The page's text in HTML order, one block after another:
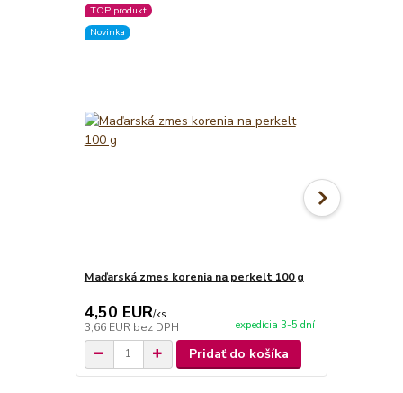
TOP produkt
Novinka
Maďarská zmes korenia na perkelt 100 g
4,50 EUR/ks
3,66 EUR bez DPH expedícia 3-5 dní
Pridať do košíka